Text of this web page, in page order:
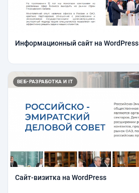
Информационный сайт на WordPress
ВЕБ-РАЗРАБОТКА И IT
Сайт-визитка на WordPress